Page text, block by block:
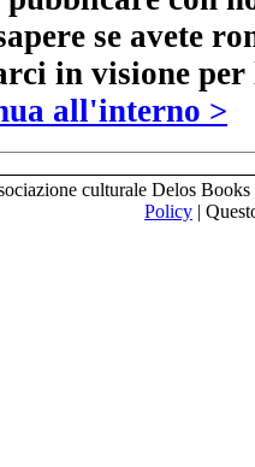
se avete
in visione
all'interno >
culturale Delos
Policy |